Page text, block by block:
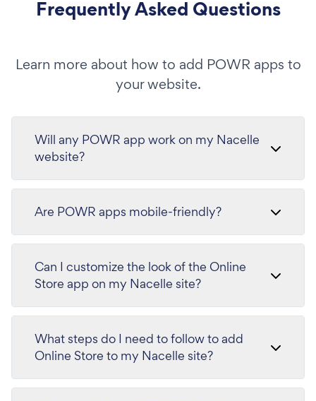
Frequently Asked Questions
Learn more about how to add POWR apps to
your website.
Will any POWR app work on my Nacelle
website?
Are POWR apps mobile-friendly?
Can I customize the look of the Online
Store app on my Nacelle site?
What steps do I need to follow to add
Online Store to my Nacelle site?